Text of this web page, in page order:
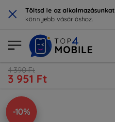
× Töltsd le az alkalmazásunkat
könnyebb vásárláshoz.
4 390 Ft
3 951 Ft
-10%